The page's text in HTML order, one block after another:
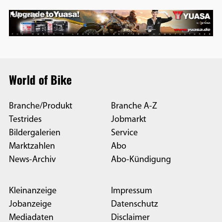
Anzeige
World of Bike
Branche/Produkt
Testrides
Bildergalerien
Marktzahlen
News-Archiv
Branche A-Z
Jobmarkt
Service
Abo
Abo-Kündigung
Kleinanzeige
Jobanzeige
Mediadaten
Impressum
Datenschutz
Disclaimer